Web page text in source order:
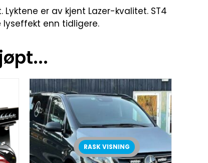
er av kjent Lazer-kvalitet. ST4
enn tidligere.
RASK VISNING